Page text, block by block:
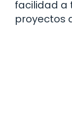
facilidad a
proyectos